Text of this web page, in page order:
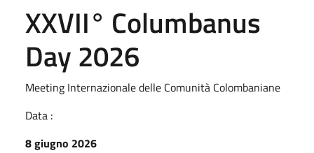
XXVII° Columbanus
Day 2026
Meeting Internazionale delle Comunità Colombaniane
Data :
8 giugno 2026